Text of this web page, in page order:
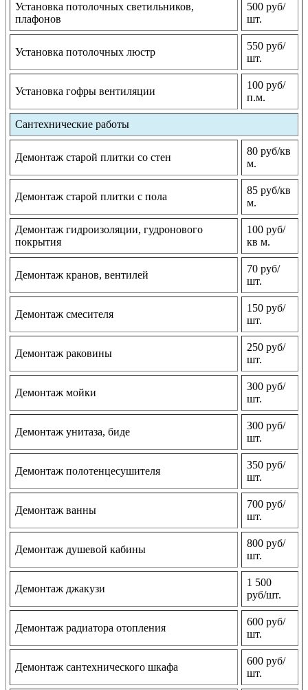
Установка потолочных светильников,
плафонов
500 руб/
шт.
Установка потолочных люстр
550 руб/
шт.
Установка гофры вентиляции
100 руб/
п.м.
Сантехнические работы
Демонтаж старой плитки со стен
80 руб/кв
м.
Демонтаж старой плитки с пола
85 руб/кв
м.
Демонтаж гидроизоляции, гудронового
покрытия
100 руб/
кв м.
Демонтаж кранов, вентилей
70 руб/
шт.
Демонтаж смесителя
150 руб/
шт.
Демонтаж раковины
250 руб/
шт.
Демонтаж мойки
300 руб/
шт.
Демонтаж унитаза, биде
300 руб/
шт.
Демонтаж полотенцесушителя
350 руб/
шт.
Демонтаж ванны
700 руб/
шт.
Демонтаж душевой кабины
800 руб/
шт.
Демонтаж джакузи
1 500
руб/шт.
Демонтаж радиатора отопления
600 руб/
шт.
Демонтаж сантехнического шкафа
600 руб/
шт.